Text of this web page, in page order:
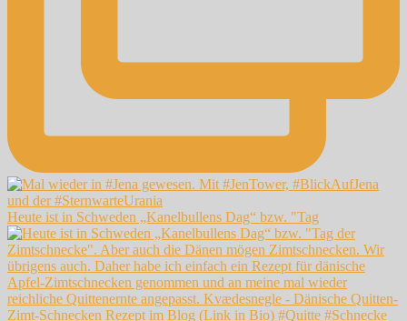
Heute ist in Schweden „Kanelbullens Dag“ bzw. "Tag